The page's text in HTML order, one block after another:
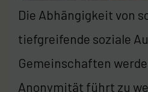
Die Abhängigkeit von
tiefgreifende soziale
Gemeinschaften
Anonymität führt zu